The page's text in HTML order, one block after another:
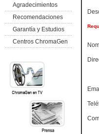
Agradecimientos
Recomendaciones
Garantía y Estudios
Centros ChromaGen